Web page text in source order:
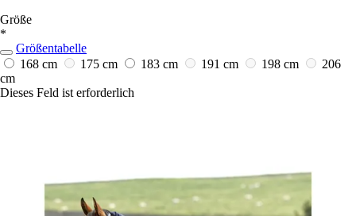
Größe
*
Größentabelle
168 cm
175 cm 183 cm 191 cm 198 cm
206
cm
Dieses Feld ist erforderlich